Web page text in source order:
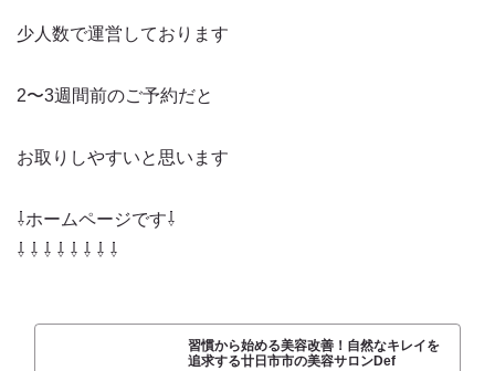
少人数で運営しております
2〜3週間前のご予約だと
お取りしやすいと思います
⇩ホームページです⇩
⇩ ⇩ ⇩ ⇩ ⇩ ⇩ ⇩ ⇩
習慣から始める美容改善！自然なキレイを
追求する廿日市市の美容サロンDef